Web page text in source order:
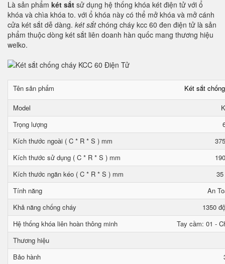
Là sản phẩm két sắt sử dụng hệ thống khóa két điện tử với ổ
khóa và chìa khóa to. với ổ khóa này có thể mở khóa và mở cánh
cửa két sắt dễ dàng. két sắtchóng cháy kcc 60 đen điện tử là sản
phẩm thuộc dòng két sắt liên doanh hàn quốc mang thương hiệu
welko.
Tên sản phẩm Két sắt
Model
Trọng lượng
Kích thước ngoài ( C * R * S ) mm
Kích thước sử dụng ( C * R * S ) mm
Kích thước ngăn kéo ( C * R * S ) mm
Tính năng
An
Khả năng chống cháy
1350
Hệ thống khóa liên hoàn thông minh
Tay cầm: 01 -
Thương hiệu
Bảo hành